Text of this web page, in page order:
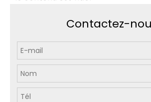
Contactez-